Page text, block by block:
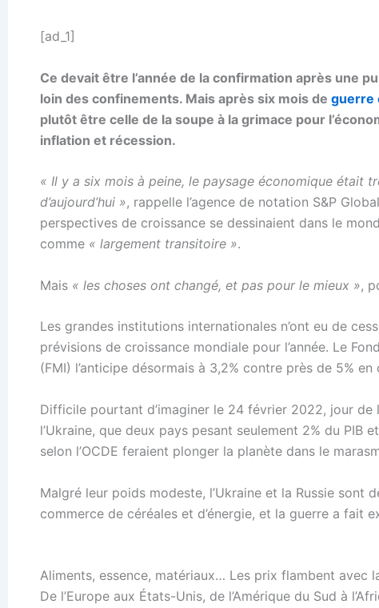
[ad_1]
Ce devait être l’année de la confirmation après une
loin des confinements. Mais après six mois de guerre
plutôt être celle de la soupe à la grimace pour
inflation et récession.
« Il y a six mois à peine, le paysage économique était
d’aujourd’hui », rappelle l’agence de notation S&P
perspectives de croissance se dessinaient dans le
comme « largement transitoire ».
Mais « les choses ont changé, et pas pour le mieux »,
Les grandes institutions internationales n’ont eu de
prévisions de croissance mondiale pour l’année. Le
(FMI) l’anticipe désormais à 3,2% contre près de 5% en
Difficile pourtant d’imaginer le 24 février 2022, jour de
l’Ukraine, que deux pays pesant seulement 2% du PIB
selon l’OCDE feraient plonger la planète dans le
Malgré leur poids modeste, l’Ukraine et la Russie sont
commerce de céréales et d’énergie, et la guerre a fait
Aliments, essence, matériaux… Les prix flambent avec
De l’Europe aux États-Unis, de l’Amérique du Sud à